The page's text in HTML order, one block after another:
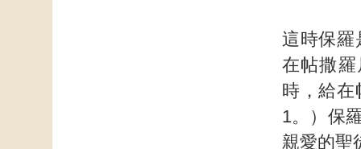
這時保羅
在帖撒
時，給在
1。）保
親愛的聖